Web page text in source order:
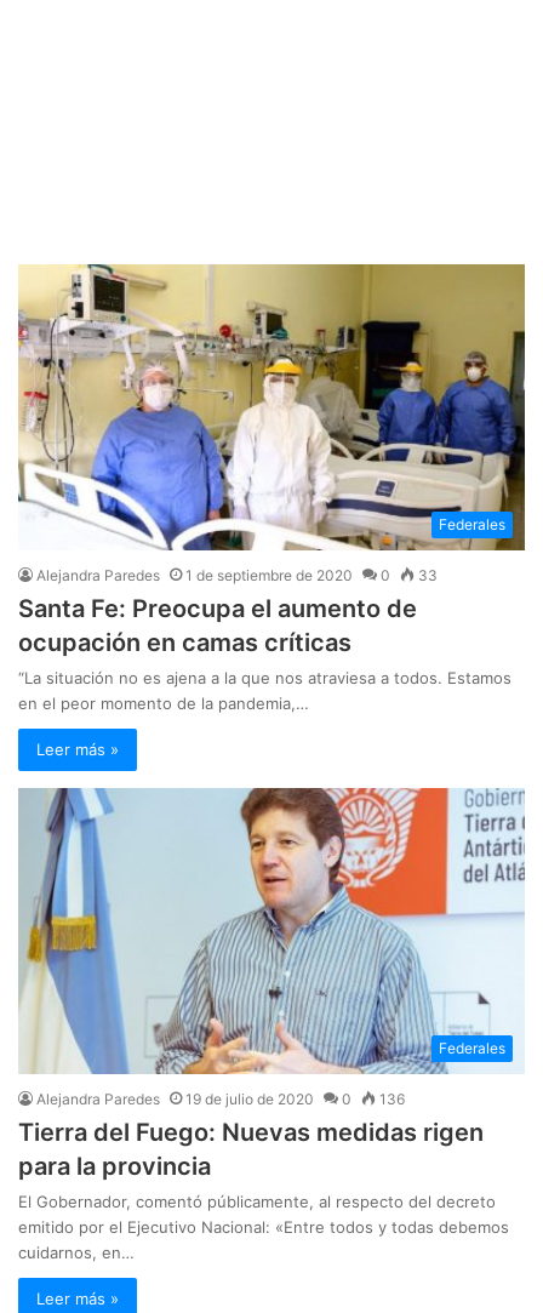
Federales
Alejandra Paredes 1 de septiembre de 2020 0 33
Santa Fe: Preocupa el aumento de
ocupación en camas críticas
“La situación no es ajena a la que nos atraviesa a todos. Estamos
en el peor momento de la pandemia,…
Leer más »
Federales
Alejandra Paredes 19 de julio de 2020 0 136
Tierra del Fuego: Nuevas medidas rigen
para la provincia
⁣El Gobernador, comentó públicamente, al respecto del decreto
emitido por el Ejecutivo Nacional: «Entre todos y todas debemos
cuidarnos, en…
Leer más »